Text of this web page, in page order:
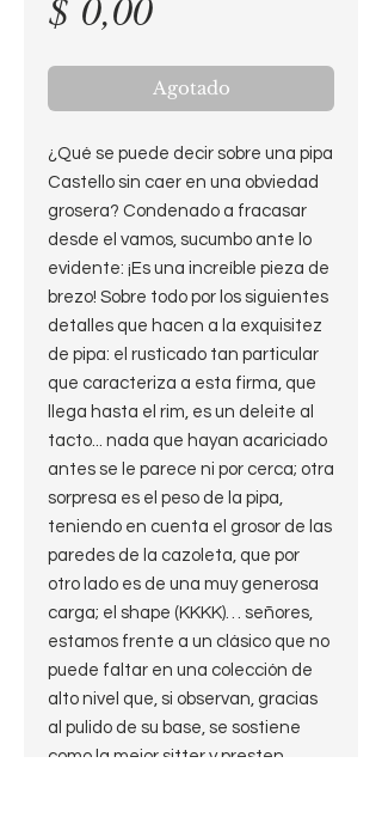
Agotado
¿Qué se puede decir sobre una pipa
Castello sin caer en una obviedad
grosera? Condenado a fracasar
desde el vamos, sucumbo ante lo
evidente: ¡Es una increíble pieza de
brezo! Sobre todo por los siguientes
detalles que hacen a la exquisitez
de pipa: el rusticado tan particular
que caracteriza a esta firma, que
llega hasta el rim, es un deleite al
tacto... nada que hayan acariciado
antes se le parece ni por cerca; otra
sorpresa es el peso de la pipa,
teniendo en cuenta el grosor de las
paredes de la cazoleta, que por
otro lado es de una muy generosa
carga; el shape (KKKK)… señores,
estamos frente a un clásico que no
puede faltar en una colección de
alto nivel que, si observan, gracias
al pulido de su base, se sostiene
como la mejor sitter y presten